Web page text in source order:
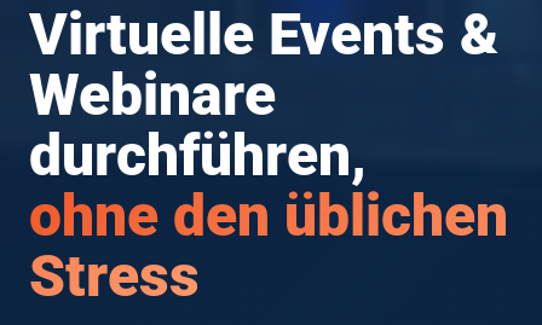
Virtuelle Events &
Webinare
durchführen,
ohne den üblichen
Stress